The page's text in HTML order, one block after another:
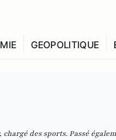
GEOPOLITIQUE
des sports. Passé